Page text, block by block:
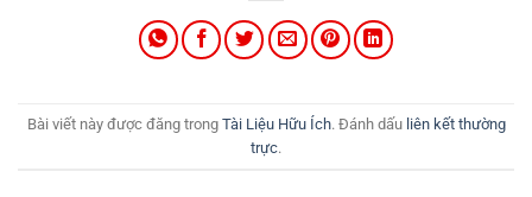
Bài viết này được đăng trong Tài Liệu Hữu Ích. Đánh dấu liên kết thường
trực.